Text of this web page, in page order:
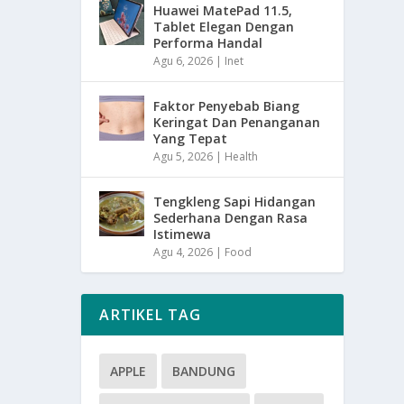
Huawei MatePad 11.5,
Tablet Elegan Dengan
Performa Handal
Agu 6, 2026 | Inet
Faktor Penyebab Biang
Keringat Dan Penanganan
Yang Tepat
Agu 5, 2026 | Health
Tengkleng Sapi Hidangan
Sederhana Dengan Rasa
Istimewa
Agu 4, 2026 | Food
ARTIKEL TAG
APPLE BANDUNG